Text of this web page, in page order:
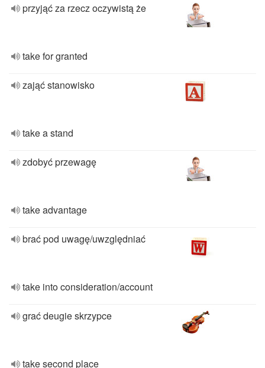
przyjąć za rzecz oczywistą że
take for granted
zająć stanowisko
take a stand
zdobyć przewagę
take advantage
brać pod uwagę/uwzględniać
take into consideration/account
grać deugie skrzypce
take second place